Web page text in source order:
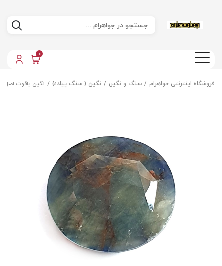
0
فروشگاه اینترنتی جواهرام سنگ و نگین نگین ( سنگ پیاده) نگین یاقوت اصل